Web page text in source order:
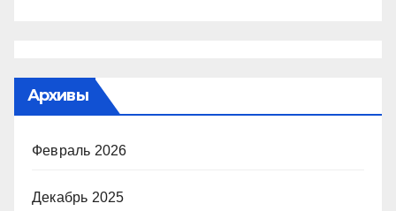
Архивы
Февраль 2026
Декабрь 2025